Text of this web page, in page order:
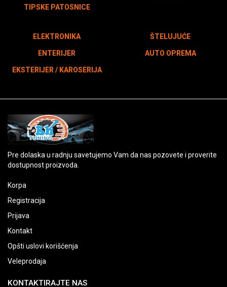
TIPSKE PATOSNICE
ELEKTRONIKA
ENTERIJER
EKSTERIJER / KAROSERIJA
ŠTELUJUĆE
AUTO OPREMA
Pre dolaska u radnju savetujemo Vam da nas pozovete i proverite
dostupnost proizvoda.
Korpa
Registracija
Prijava
Kontakt
Opšti uslovi korišćenja
Veleprodaja
KONTAKTIRAJTE NAS